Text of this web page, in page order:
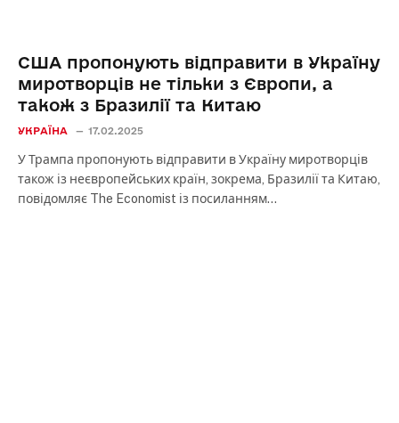
США пропонують відправити в Україну
миротворців не тільки з Європи, а
також з Бразилії та Китаю
УКРАЇНА 17.02.2025
У Трампа пропонують відправити в Україну миротворців
також із неєвропейських країн, зокрема, Бразилії та Китаю,
повідомляє The Economist із посиланням…